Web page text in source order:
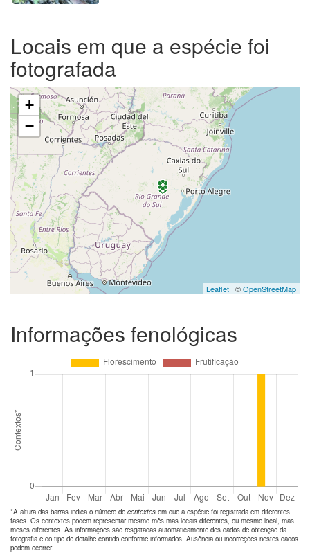
Locais em que a espécie foi
fotografada
+
−
Leaflet | ©OpenStreetMap
Informações fenológicas
*A altura das barras indica o número de contextos em que a espécie foi registrada em diferentes
fases. Os contextos podem representar mesmo mês mas locais diferentes, ou mesmo local, mas
meses diferentes. As informações são resgatadas automaticamente dos dados de obtenção da
fotografia e do tipo de detalhe contido conforme informados. Ausência ou incorreções nestes dados
podem ocorrer.